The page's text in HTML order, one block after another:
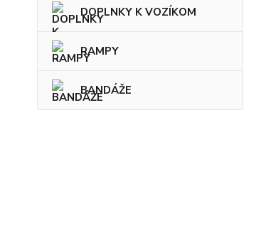
DOPLNKY K VOZÍKOM
RAMPY
BANDÁŽE